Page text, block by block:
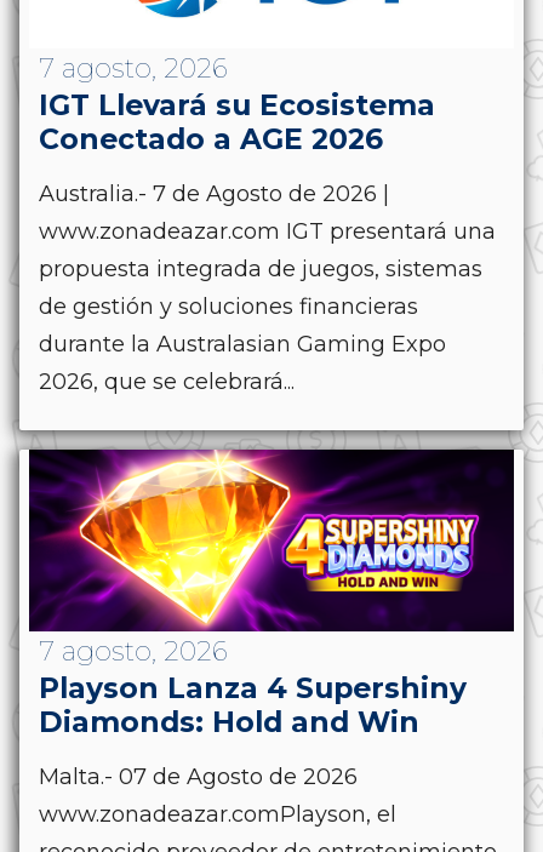
7 agosto, 2026
IGT Llevará su Ecosistema
Conectado a AGE 2026
Australia.- 7 de Agosto de 2026 |
www.zonadeazar.com IGT presentará una
propuesta integrada de juegos, sistemas
de gestión y soluciones financieras
durante la Australasian Gaming Expo
2026, que se celebrará...
7 agosto, 2026
Playson Lanza 4 Supershiny
Diamonds: Hold and Win
Malta.- 07 de Agosto de 2026
www.zonadeazar.comPlayson, el